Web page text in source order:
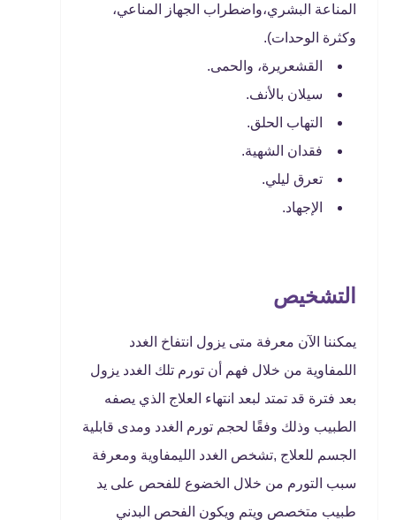
المناعة البشري،واضطراب الجهاز المناعي،
وكثرة الوحدات).
القشعريرة، والحمى.
سيلان بالأنف.
التهاب الحلق.
فقدان الشهية.
تعرق ليلي.
الإجهاد.
التشخيص
يمكننا الآن معرفة متى يزول انتفاخ الغدد
اللمفاوية من خلال فهم أن تورم تلك الغدد يزول
بعد فترة قد تمتد لبعد انتهاء العلاج الذي يصفه
الطبيب وذلك وفقًا لحجم تورم الغدد ومدى قابلية
الجسم للعلاج ,تشخص الغدد الليمفاوية ومعرفة
سبب التورم من خلال الخضوع للفحص على يد
طبيب متخصص ويتم ويكون الفحص البدني